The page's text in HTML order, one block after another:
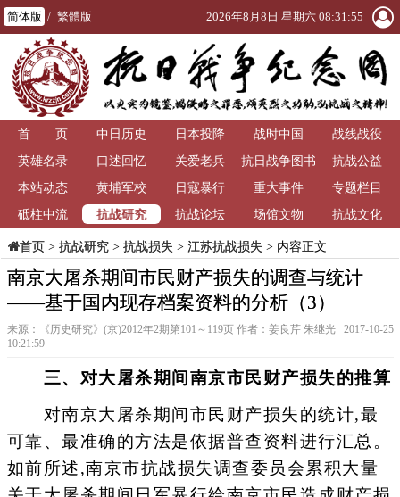
简体版 / 繁體版 2026年8月8日 星期六 08:31:56
首 页 中日历史 日本投降 战时中国
战线战役
英雄名录
口述回忆 关爱老兵
抗日战争图书
馆
抗战公益
本站动态
黄埔军校 日寇暴行 重大事件
专题栏目
砥柱中流
抗战研究 抗战论坛 场馆文物 抗战文化
首页> 抗战研究> 抗战损失 > 江苏抗战损失 > 内容正文
南京大屠杀期间市民财产损失的调查与统计
——基于国内现存档案资料的分析（3）
来源：《历史研究》(京)2012年2期第101～119页 作者：姜良芹 朱继光 2017-10-25
10:21:59
三、对大屠杀期间南京市民财产损失的推算
对南京大屠杀期间市民财产损失的统计,最
可靠、最准确的方法是依据普查资料进行汇总。
如前所述,南京市抗战损失调查委员会累积大量